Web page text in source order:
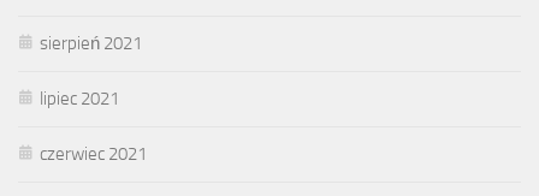
sierpień 2021
lipiec 2021
czerwiec 2021